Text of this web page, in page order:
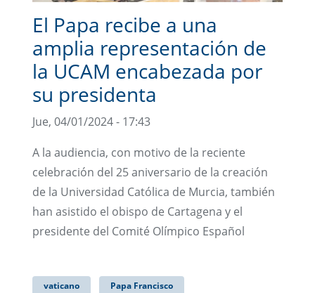
El Papa recibe a una
amplia representación de
la UCAM encabezada por
su presidenta
Jue, 04/01/2024 - 17:43
A la audiencia, con motivo de la reciente
celebración del 25 aniversario de la creación
de la Universidad Católica de Murcia, también
han asistido el obispo de Cartagena y el
presidente del Comité Olímpico Español
vaticano Papa Francisco